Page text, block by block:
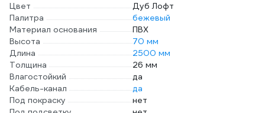
Цвет
Дуб Лофт
Палитра
бежевый
Материал основания
ПВХ
Высота
70 мм
Длина
2500 мм
Толщина
26 мм
Влагостойкий
да
Кабель-канал
да
Под покраску
нет